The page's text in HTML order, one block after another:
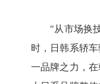
"从市场换
时，日韩系轿
一品牌之力，